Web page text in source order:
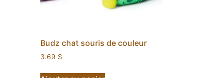
Budz chat souris de couleur
3.69 $